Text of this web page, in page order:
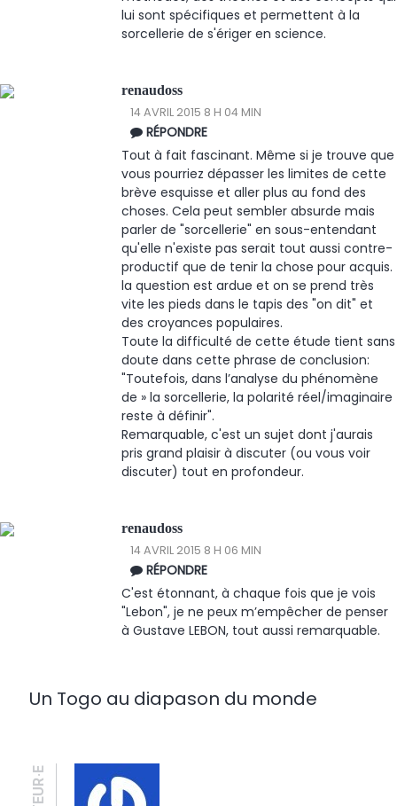
lui sont spécifiques et permettent à la
sorcellerie de s'ériger en science.
renaudoss
14 AVRIL 2015 8 H 04 MIN
RÉPONDRE
Tout à fait fascinant. Même si je trouve que
vous pourriez dépasser les limites de cette
brève esquisse et aller plus au fond des
choses. Cela peut sembler absurde mais
parler de "sorcellerie" en sous-entendant
qu'elle n'existe pas serait tout aussi contre-
productif que de tenir la chose pour acquis.
la question est ardue et on se prend très
vite les pieds dans le tapis des "on dit" et
des croyances populaires.
Toute la difficulté de cette étude tient sans
doute dans cette phrase de conclusion:
"Toutefois, dans l’analyse du phénomène
de » la sorcellerie, la polarité réel/imaginaire
reste à définir".
Remarquable, c'est un sujet dont j'aurais
pris grand plaisir à discuter (ou vous voir
discuter) tout en profondeur.
renaudoss
14 AVRIL 2015 8 H 06 MIN
RÉPONDRE
C'est étonnant, à chaque fois que je vois
"Lebon", je ne peux m’empêcher de penser
à Gustave LEBON, tout aussi remarquable.
Un Togo au diapason du monde